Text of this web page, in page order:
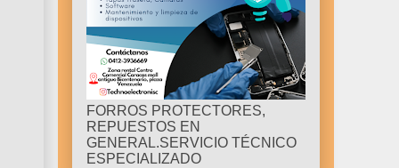
FORROS PROTECTORES,
REPUESTOS EN
GENERAL.SERVICIO TÉCNICO
ESPECIALIZADO